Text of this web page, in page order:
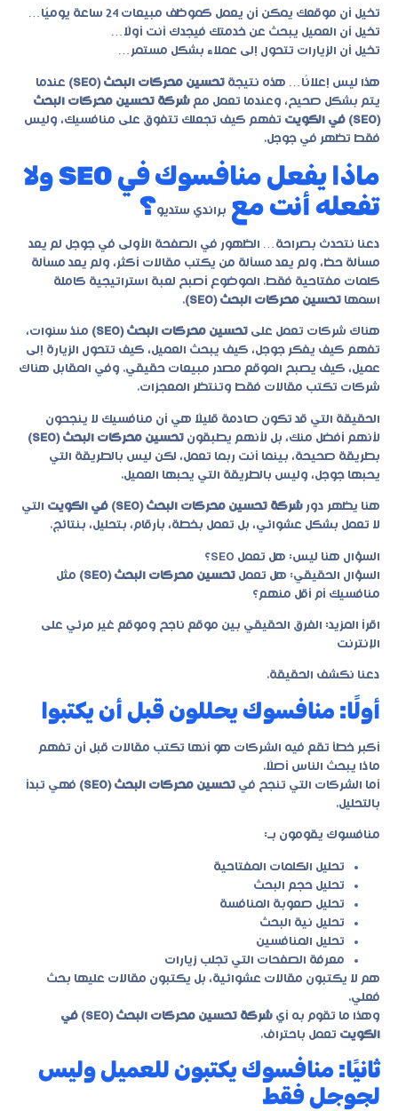
تخيل أن موقعك يمكن أن يعمل كموظف مبيعات 24 ساعة يوميًا…
تخيل أن العميل يبحث عن خدمتك فيجدك أنت أولًا…
تخيل أن الزيارات تتحول إلى عملاء بشكل مستمر…
هذا ليس إعلانًا… هذه نتيجة تحسين محركات البحث (SEO)
عندما
يتم بشكل صحيح، وعندما تعمل مع شركة تحسين محركات البحث
(SEO) في الكويت
تفهم كيف تجعلك تتفوق على منافسيك، وليس
فقط تظهر في جوجل.
ماذا يفعل منافسوك في SEO ولا
تفعله أنت مع براندي ستديو؟
دعنا نتحدث بصراحة… الظهور في الصفحة الأولى في جوجل لم يعد
مسألة حظ، ولم يعد مسألة من يكتب مقالات أكثر، ولم يعد مسألة
كلمات مفتاحية فقط. الموضوع أصبح لعبة استراتيجية كاملة
اسمها تحسين محركات البحث (SEO) .
هناك شركات تعمل على تحسين محركات البحث (SEO)
منذ سنوات،
تفهم كيف يفكر جوجل، كيف يبحث العميل، كيف تتحول الزيارة إلى
عميل، كيف يصبح الموقع مصدر مبيعات حقيقي. وفي المقابل هناك
شركات تكتب مقالات فقط وتنتظر المعجزات.
الحقيقة التي قد تكون صادمة قليلًا هي أن منافسيك لا ينجحون
لأنهم أفضل منك، بل لأنهم يطبقون تحسين محركات البحث (SEO)
بطريقة صحيحة، بينما أنت ربما تعمل، لكن ليس بالطريقة التي
يحبها جوجل، وليس بالطريقة التي يحبها العميل.
هنا يظهر دور شركة تحسين محركات البحث (SEO) في الكويت
التي
لا تعمل بشكل عشوائي، بل تعمل بخطة، بأرقام، بتحليل، بنتائج.
السؤال هنا ليس: هل تعمل SEO؟
السؤال الحقيقي: هل تعمل تحسين محركات البحث (SEO)
مثل
منافسيك أم أقل منهم؟
اقرأ المزيد: الفرق الحقيقي بين موقع ناجح وموقع غير مرئي على
الإنترنت
دعنا نكشف الحقيقة.
أولًا: منافسوك يحللون قبل أن يكتبوا
أكبر خطأ تقع فيه الشركات هو أنها تكتب مقالات قبل أن تفهم
ماذا يبحث الناس أصلًا.
أما الشركات التي تنجح في تحسين محركات البحث (SEO)
فهي تبدأ
بالتحليل.
منافسوك يقومون بـ:
تحليل الكلمات المفتاحية
تحليل حجم البحث
تحليل صعوبة المنافسة
تحليل نية البحث
تحليل المنافسين
معرفة الصفحات التي تجلب زيارات
هم لا يكتبون مقالات عشوائية، بل يكتبون مقالات عليها بحث
فعلي.
وهذا ما تقوم به أي
شركة تحسين محركات البحث (SEO) في
الكويت تعمل باحتراف.
ثانيًا: منافسوك يكتبون للعميل وليس
لجوجل فقط